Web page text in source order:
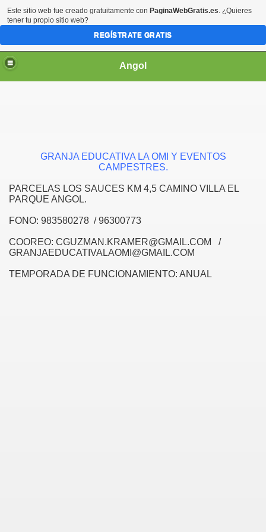
Angol
GRANJA EDUCATIVA LA OMI Y EVENTOS
CAMPESTRES.
PARCELAS LOS SAUCES KM 4,5 CAMINO VILLA EL
PARQUE ANGOL.
FONO: 983580278 / 96300773
COOREO: CGUZMAN.KRAMER@GMAIL.COM /
GRANJAEDUCATIVALAOMI@GMAIL.COM
TEMPORADA DE FUNCIONAMIENTO: ANUAL
Este sitio web fue creado gratuitamente con PaginaWebGratis.es. ¿Quieres
tener tu propio sitio web?
REGÍSTRATE GRATIS